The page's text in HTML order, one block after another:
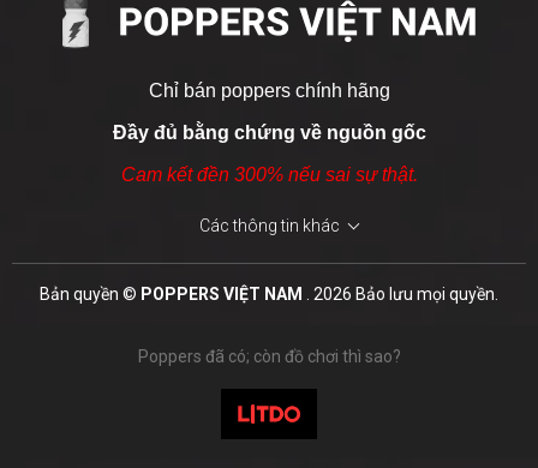
Leather & Tobacco 15ml
Chỉ bán poppers chính hãng
Đầy đủ bằng chứng về nguồn gốc
Cam kết đền 300% nếu sai sự thật.
Các thông tin khác
Bản quyền © POPPERS VIỆT NAM . 2026 Bảo lưu mọi quyền.
Poppers đã có; còn đồ chơi thì sao?